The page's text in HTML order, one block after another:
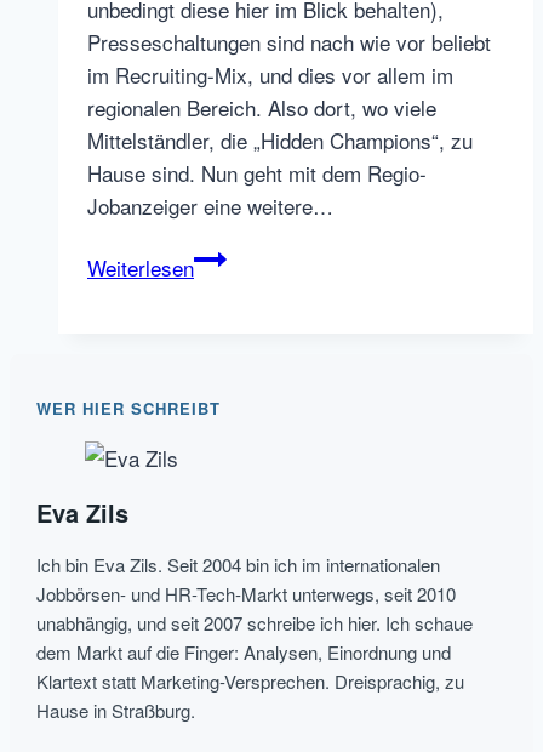
unbedingt diese hier im Blick behalten),
Presseschaltungen sind nach wie vor beliebt
im Recruiting-Mix, und dies vor allem im
regionalen Bereich. Also dort, wo viele
Mittelständler, die „Hidden Champions“, zu
Hause sind. Nun geht mit dem Regio-
Jobanzeiger eine weitere…
WeiterlesenRegional
Regio-
WER HIER SCHREIBT
Eva Zils
Ich bin Eva Zils. Seit 2004 bin ich im internationalen
Jobbörsen- und HR-Tech-Markt unterwegs, seit 2010
unabhängig, und seit 2007 schreibe ich hier. Ich schaue
dem Markt auf die Finger: Analysen, Einordnung und
Klartext statt Marketing-Versprechen. Dreisprachig, zu
Hause in Straßburg.